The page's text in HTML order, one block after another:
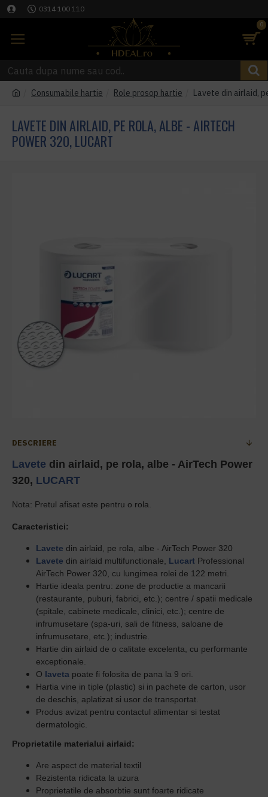
0314 100 110
0
Consumabile hartie Role prosop hartie Lavete din airlaid,
LAVETE DIN AIRLAID, PE ROLA, ALBE - AIRTECH
POWER 320, LUCART
DESCRIERE
Lavete din airlaid, pe rola, albe - AirTech Power
320, LUCART
Nota: Pretul afisat este pentru o rola.
Caracteristici:
Lavete din airlaid, pe rola, albe - AirTech Power 320
Lavete din airlaid multifunctionale, Lucart Professional
AirTech Power 320, cu lungimea rolei de 122 metri.
Hartie ideala pentru: zone de productie a mancarii
(restaurante, puburi, fabrici, etc.); centre / spatii medicale
(spitale, cabinete medicale, clinici, etc.); centre de
infrumusetare (spa-uri, sali de fitness, saloane de
infrumusetare, etc.); industrie.
Hartie din airlaid de o calitate excelenta, cu performante
exceptionale.
O laveta poate fi folosita de pana la 9 ori.
Hartia vine in tiple (plastic) si in pachete de carton, usor
de deschis, aplatizat si usor de transportat.
Produs avizat pentru contactul alimentar si testat
dermatologic.
Proprietatile materialui airlaid:
Are aspect de material textil
Rezistenta ridicata la uzura
Proprietatile de absorbtie sunt foarte ridicate